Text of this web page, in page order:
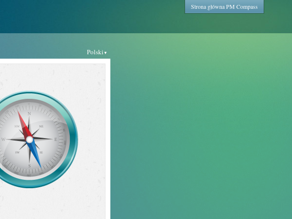
Strona główna PM Compass
Polski ▼